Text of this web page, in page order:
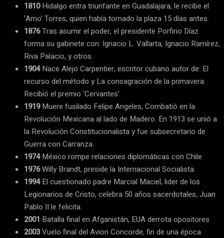
1810Hidalgo entra triunfante en Guadalajara, le recibe el
‘Amo’ Torres, quien había tomado la plaza 15 días antes.
1876Tras asumir el poder, el presidente Porfirio Díaz
forma su gabinete con: Ignacio L. Vallarta, Ignacio Ramírez,
Riva Palacio, y otros.
1904Nace Alejo Carpentier, escritor cubano autor de: El
recurso del método y La consagración de la primavera.
Recibió el premio ‘Cervantes’.
1919Muere fusilado Felipe Angeles, Combatió en la
Revolución Mexicana al lado de Madero. En 1913 se unió a
la Revolución Constitucionalista y fue subsecretario de
Guerra con Carranza.
1974México rompe relaciones diplomáticas con Chile.
1976Willy Brandt, preside la Internacional Socialista.
1994El cuestionado padre Marcial Maciel, lider de los
Legionarios de Cristo, celebra 50 años sacerdotales, Juan
Pablo II le felicita.
2001 Batalla final en Afganistán, EUA derrota opositores
2003Vuelo final del Avion Concorde, fin de una época